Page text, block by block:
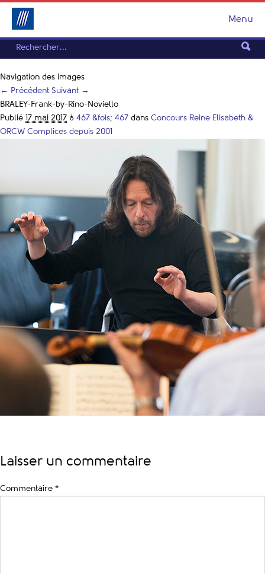
Menu
Navigation des images
← Précédent Suivant →
BRALEY-Frank-by-Rino-Noviello
Publié 17 mai 2017 à 467 &fois; 467 dans Concours Reine Elisabeth &
ORCW Complices depuis 2001
Laisser un commentaire
Commentaire *